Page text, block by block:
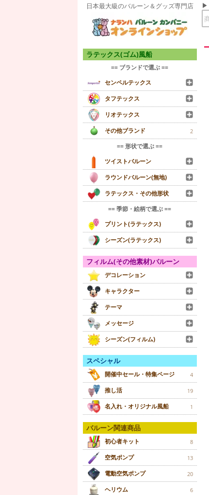
日本最大級のバルーン＆グッズ専門店
ラテックス(ゴム)風船
== ブランドで選ぶ ==
センペルテックス
タフテックス
リオテックス
その他ブランド
2
== 形状で選ぶ ==
ツイストバルーン
ラウンドバルーン(無地)
ラテックス・その他形状
== 季節・絵柄で選ぶ ==
プリント(ラテックス)
シーズン(ラテックス)
フィルム(その他素材)バルーン
デコレーション
キャラクター
テーマ
メッセージ
シーズン(フィルム)
スペシャル
開催中セール・特集ページ 4
推し活 19
名入れ・オリジナル風船 1
バルーン関連商品
初心者キット 8
空気ポンプ 13
電動空気ポンプ 20
ヘリウム 6